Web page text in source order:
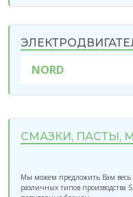
NORD
СМАЗКИ, ПАСТЫ,
Мы можем предложить Вам весь
различных типов производства